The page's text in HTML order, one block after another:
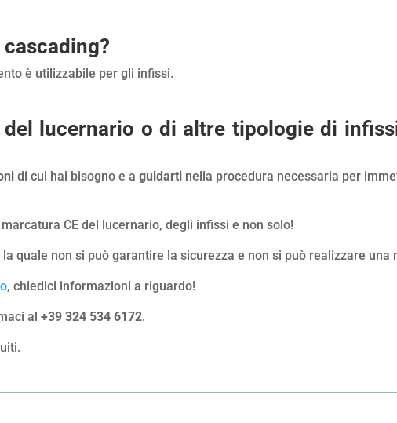
è utilizzabile per gli infissi.
del lucernario o di altre tipologie di
di cui hai bisogno e aguidarti nella procedura necessaria per
CE del lucernario, degli infissi e non solo!
la quale non si può garantire la sicurezza e non si può realizzare una
, chiedici informazioni a riguardo!
al+39 324 534 6172.